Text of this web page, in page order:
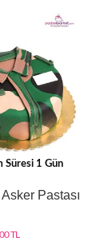
Süresi 1 Gün
Pastası
,00 TL